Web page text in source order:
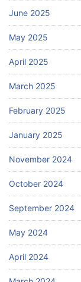
June 2025
May 2025
April 2025
March 2025
February 2025
January 2025
November 2024
October 2024
September 2024
May 2024
April 2024